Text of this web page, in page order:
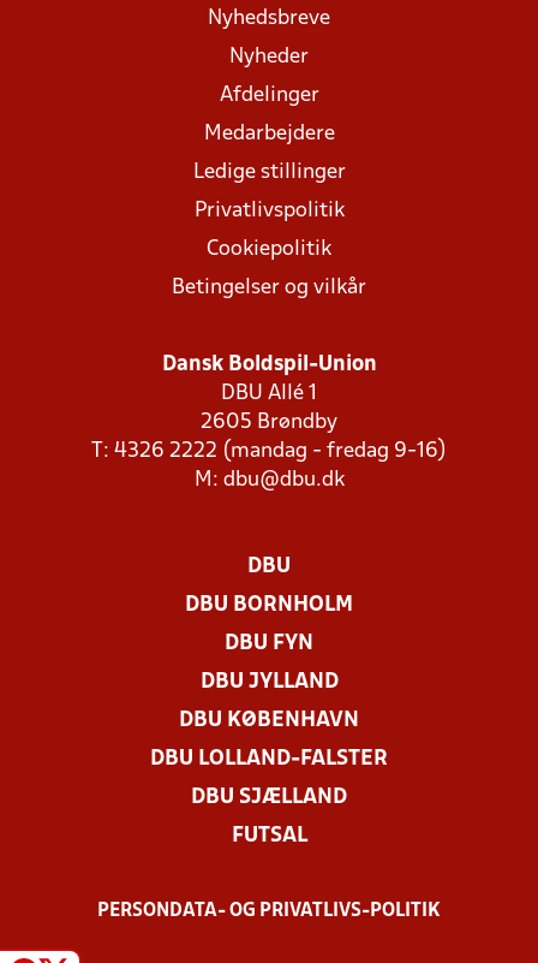
Nyhedsbreve
Nyheder
Afdelinger
Medarbejdere
Ledige stillinger
Privatlivspolitik
Cookiepolitik
Betingelser og vilkår
Dansk Boldspil-Union
DBU Allé 1
2605 Brøndby
T: 4326 2222 (mandag - fredag 9-16)
M: dbu@dbu.dk
DBU
DBU BORNHOLM
DBU FYN
DBU JYLLAND
DBU KØBENHAVN
DBU LOLLAND-FALSTER
DBU SJÆLLAND
FUTSAL
PERSONDATA- OG PRIVATLIVS-POLITIK